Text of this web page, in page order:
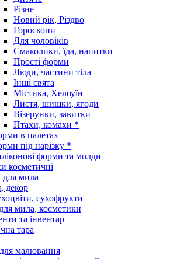
Різне
Новий рік, Різдво
Гороскопи
Для чоловіків
Смаколики, їда, напитки
Прості форми
Люди, частини тіла
Інші свята
Містика, Хелоуїн
Листя, шишки, ягоди
Візерунки, завитки
Птахи, комахи *
в палетах
під нарізку *
форми та молди
косметичні
мила
декор
сухофрукти
мила, косметики
та інвентар
тара
малювання